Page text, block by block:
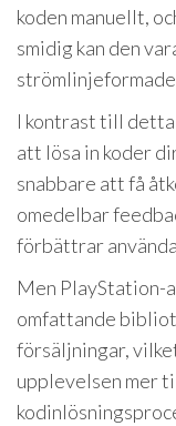
koden manuellt,
smidig kan den
I kontrast till
att lösa in koder
snabbare att få
omedelbar
förbättrar
Men PlayStation-
omfattande
försäljningar,
upplevelsen mer